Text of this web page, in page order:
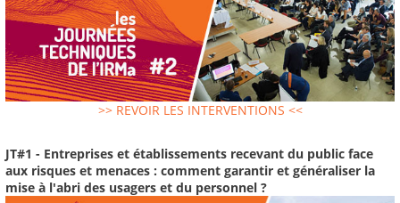
>> REVOIR LES INTERVENTIONS <<
JT#1 - Entreprises et établissements recevant du public face
aux risques et menaces : comment garantir et généraliser la
mise à l'abri des usagers et du personnel ?